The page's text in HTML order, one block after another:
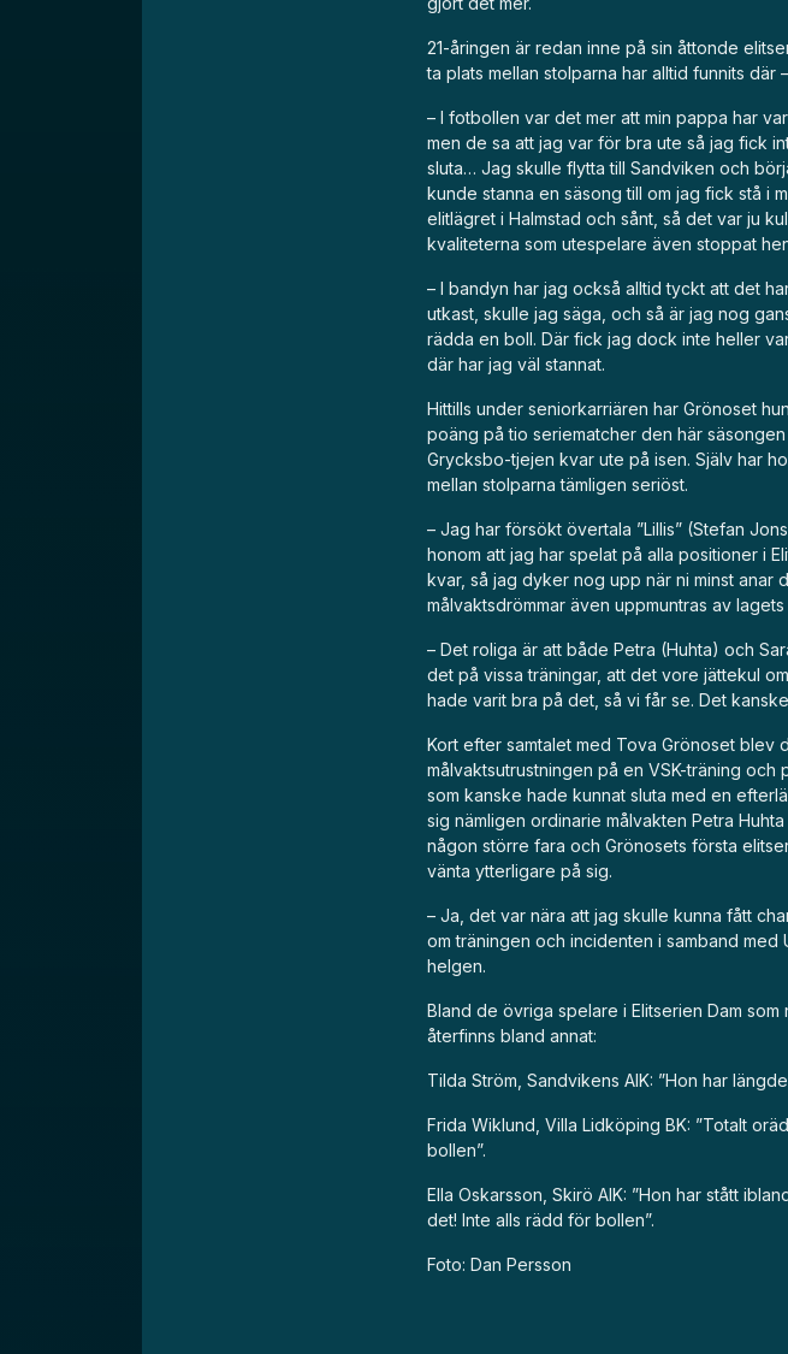
21-åringen är redan inne på sin åttonde
ta plats mellan stolparna har alltid funnits
– I fotbollen var det mer att min pappa har
men de sa att jag var för bra ute så jag fick
sluta… Jag skulle flytta till Sandviken och
kunde stanna en säsong till om jag fick stå i
elitlägret i Halmstad och sånt, så det var ju
kvaliteterna som utespelare även stoppat
– I bandyn har jag också alltid tyckt att det
utkast, skulle jag säga, och så är jag nog
rädda en boll. Där fick jag dock inte heller
där har jag väl stannat.
Hittills under seniorkarriären har Grönoset
poäng på tio seriematcher den här
Grycksbo-tjejen kvar ute på isen. Själv har
mellan stolparna tämligen seriöst.
– Jag har försökt övertala ”Lillis” (Stefan
honom att jag har spelat på alla positioner i
kvar, så jag dyker nog upp när ni minst anar
målvaktsdrömmar även uppmuntras av
– Det roliga är att både Petra (Huhta) och
det på vissa träningar, att det vore jättekul
hade varit bra på det, så vi får se. Det
Kort efter samtalet med Tova Grönoset blev
målvaktsutrustningen på en VSK-träning och
som kanske hade kunnat sluta med en
sig nämligen ordinarie målvakten Petra
någon större fara och Grönosets första
vänta ytterligare på sig.
– Ja, det var nära att jag skulle kunna fått
om träningen och incidenten i samband med
helgen.
Bland de övriga spelare i Elitserien Dam
återfinns bland annat:
Tilda Ström, Sandvikens AIK: ”Hon har
Frida Wiklund, Villa Lidköping BK: ”Totalt
bollen”.
Ella Oskarsson, Skirö AIK: ”Hon har stått
det! Inte alls rädd för bollen”.
Foto: Dan Persson